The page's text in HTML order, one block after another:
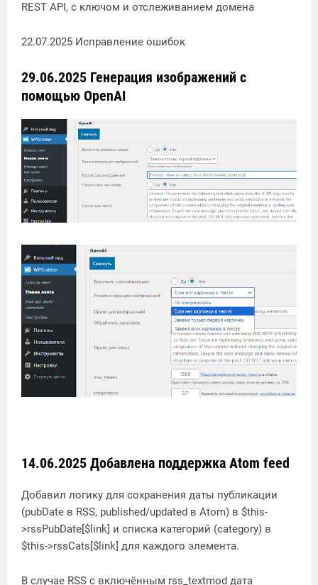
REST API, с ключом и отслеживанием домена
22.07.2025 Исправление ошибок
29.06.2025 Генерация изображений с
помощью OpenAI
14.06.2025 Добавлена поддержка Atom feed
Добавил логику для сохранения даты публикации
(pubDate в RSS, published/updated в Atom) в $this-
>rssPubDate[$link] и списка категорий (category) в
$this->rssCats[$link] для каждого элемента.
В случае RSS с включённым rss_textmod дата